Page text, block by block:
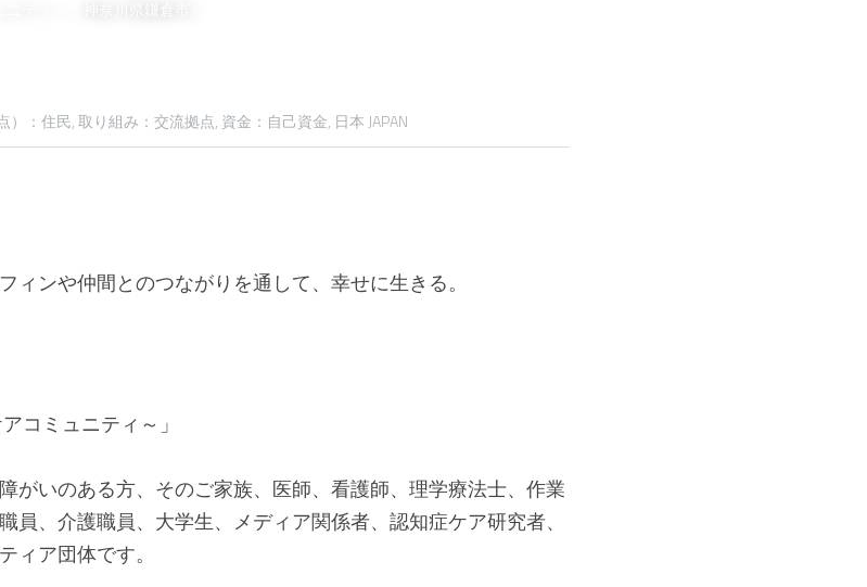
）：住民,取り組み：交流拠点, 資金：自己資金, 日本 JAPAN
ィンや仲間とのつながりを通して、幸せに生きる。
コミュニティ～」
がいのある方、そのご家族、医師、看護師、理学療法士、作業
員、介護職員、大学生、メディア関係者、認知症ケア研究者、
ィア団体です。